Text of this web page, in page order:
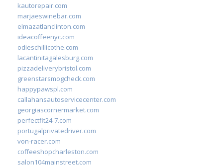
kautorepair.com
marjaeswinebar.com
elmazatlanclinton.com
ideacoffeenyc.com
odieschillicothe.com
lacantinitagalesburg.com
pizzadeliverybristol.com
greenstarsmogcheck.com
happypawspl.com
callahansautoservicecenter.com
georgiascornermarket.com
perfectfit24-7.com
portugalprivatedriver.com
von-racer.com
coffeeshopcharleston.com
salon104mainstreet.com